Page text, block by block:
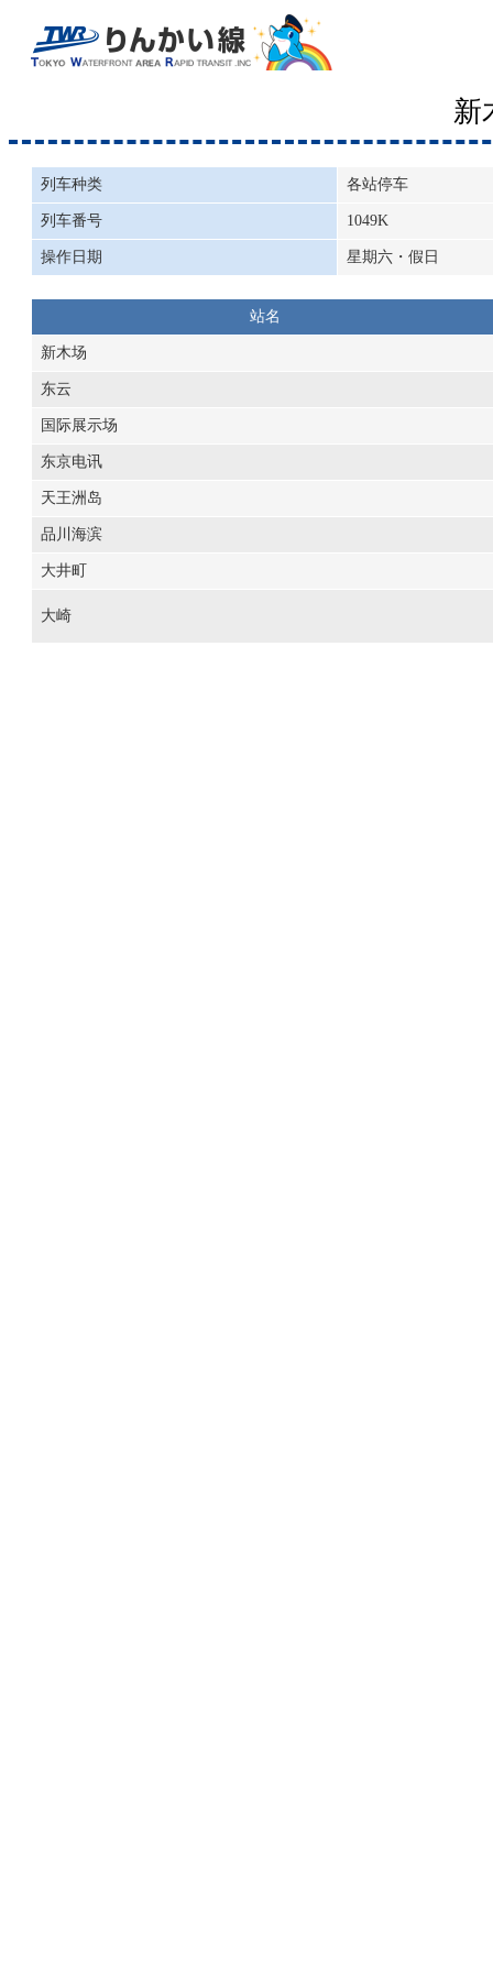
新
列车种类 各站停车
列车番号 1049K
操作日期 星期六・假日
站名
新木场
东云
国际展示场
东京电讯
天王洲岛
品川海滨
大井町
大崎